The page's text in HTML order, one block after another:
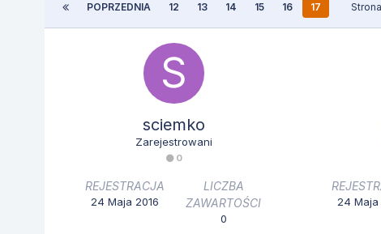
POPRZEDNIA 12 13 14 15 16 17
sciemko
Zarejestrowani
0
REJESTRACJA
24 Maja 2016
LICZBA
ZAWARTOŚCI
0
24 Maja